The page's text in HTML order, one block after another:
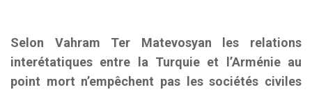
Selon Vahram Ter Matevosyan les relations
interétatiques entre la Turquie et l’Arménie au
point mort n’empêchent pas les sociétés civiles